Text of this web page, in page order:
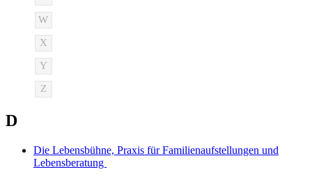
W
X
Y
Z
D
Die Lebensbühne, Praxis für Familienaufstellungen und
Lebensberatung